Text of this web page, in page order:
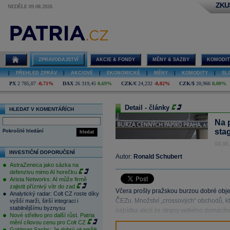
NEDĚLE 09.08.2026
ZPRAVODAJSTVÍ AKCIE & FONDY MĚNY & SAZBY
PŘEHLED ZPRÁV AKCIOVÉ EKONOMICKÉ MĚNY KOMODITY
PX 2 785,07 -0,71% DAX 26 319,45 0,69% CZK/€ 24,232 -0,02% CZK/$ 20,966 0,00%
HLEDAT V KOMENTÁŘÍCH
hledat
Pokročilé hledání
INVESTIČNÍ DOPORUČENÍ
AstraZeneca jako sázka na
defenzivu mimo AI horečku
Arista Networks: AI může firmě
zajistit příznivý vítr do zad
Analytický radar: Colt CZ roste díky
vyšší marži, širší integraci i
stabilnějšímu byznysu
Nové střelivo pro další růst. Patria
mění cílovou cenu pro Colt CZ
Detail - články
Na
Autor: Ronald Schubert
Včera prošly pražskou burzou dobré
ČEZu. Množství „crossových“ obchodů,
nabídka akcií ze strany velkého